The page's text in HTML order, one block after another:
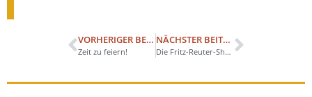
VORHERIGER BEITRAG
Zeit zu feiern!
NÄCHSTER BEITRAG
Die Fritz-Reuter-Show macht Sommerpause